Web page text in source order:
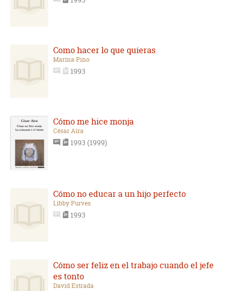
Como hacer lo que quieras
Marina Pino
1993
Cómo me hice monja
César Aira
1993 (1999)
Cómo no educar a un hijo perfecto
Libby Purves
1993
Cómo ser feliz en el trabajo cuando el jefe
es tonto
David Estrada